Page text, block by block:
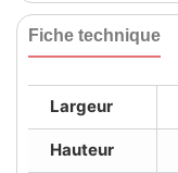
Fiche technique
Largeur
Hauteur